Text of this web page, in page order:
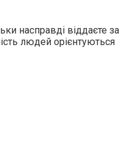
насправді віддаєте за
людей орієнтуються